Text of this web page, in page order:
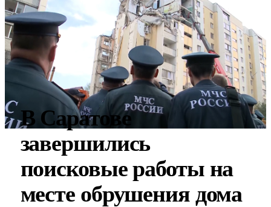
В Саратове
завершились
поисковые работы на
месте обрушения дома